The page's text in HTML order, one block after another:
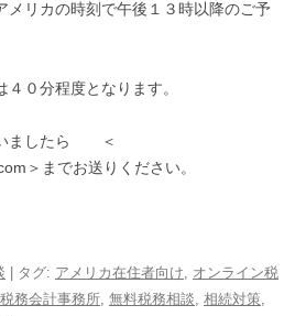
メリカの時刻で午後１３時以降のご予
４０分程度となります。
いましたら ＜
＞までお送りください。
| タグ: アメリカ在住者向け, オンライン税
務会計事務所, 無料税務相談, 相続対策,